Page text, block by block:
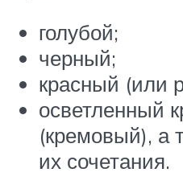
голубой;
черный;
красный (или
осветленный
(кремовый), а
их сочетания.